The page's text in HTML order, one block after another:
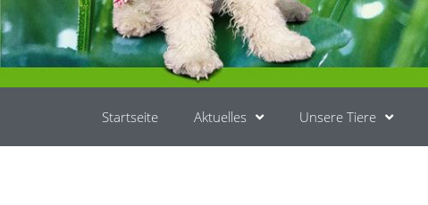
Startseite Aktuelles Unsere Tiere